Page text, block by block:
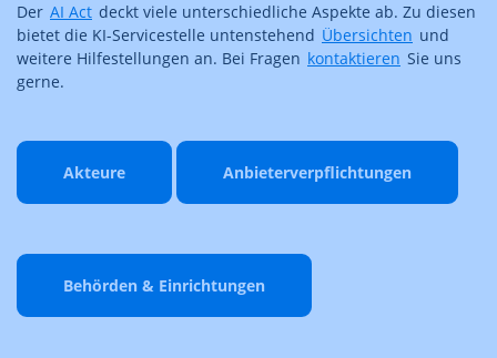
Der AI Act deckt viele unterschiedliche Aspekte ab. Zu diesen
bietet die KI-Servicestelle untenstehend Übersichten und
weitere Hilfestellungen an. Bei Fragen kontaktieren Sie uns
gerne.
Akteure Anbieterverpflichtungen
Behörden & Einrichtungen